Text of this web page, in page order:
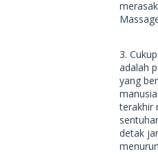
3.
adalah
yang
terakhir
detak